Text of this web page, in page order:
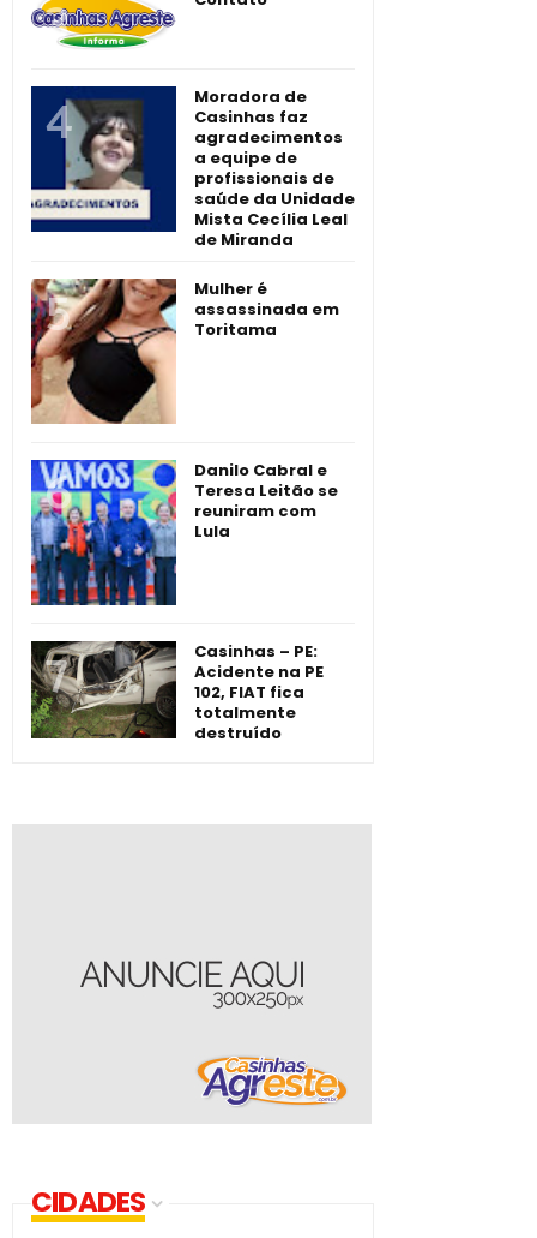
Moradora de
Casinhas faz
agradecimentos
a equipe de
profissionais de
saúde da Unidade
Mista Cecília Leal
de Miranda
Mulher é
assassinada em
Toritama
Danilo Cabral e
Teresa Leitão se
reuniram com
Lula
Casinhas – PE:
Acidente na PE
102, FIAT fica
totalmente
destruído
CIDADES